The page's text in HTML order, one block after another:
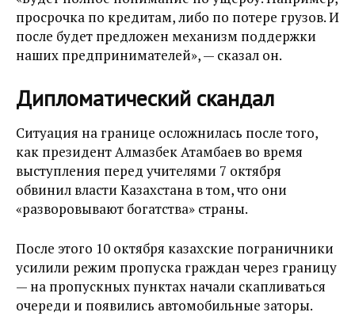
просрочка по кредитам, либо по потере грузов. И
после будет предложен механизм поддержки
наших предпринимателей», — сказал он.
Дипломатический скандал
Ситуация на границе осложнилась после того,
как президент Алмазбек Атамбаев во время
выступления перед учителями 7 октября
обвинил власти Казахстана в том, что они
«разворовывают богатства» страны.
После этого 10 октября казахские пограничники
усилили режим пропуска граждан через границу
— на пропускных пунктах начали скапливаться
очереди и появились автомобильные заторы.